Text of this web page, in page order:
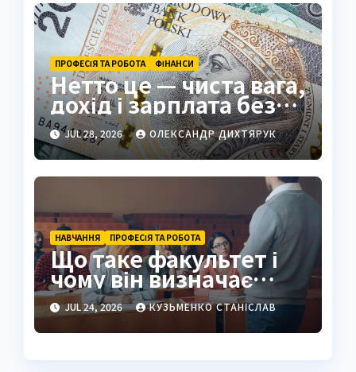
ПРОФЕСІЯ ТА РОБОТА ФІНАНСИ
Нетто це — чиста вага,
дохід і зарплата без
зайвого
JUL 28, 2026 ОЛЕКСАНДР ДИХТЯРУК
НАВЧАННЯ ПРОФЕСІЯ ТА РОБОТА
Що таке факультет і
чому він визначає
майбутнє студента
JUL 24, 2026 КУЗЬМЕНКО СТАНІСЛАВ